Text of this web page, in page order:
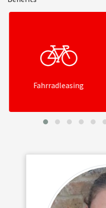
Fahrradleasing